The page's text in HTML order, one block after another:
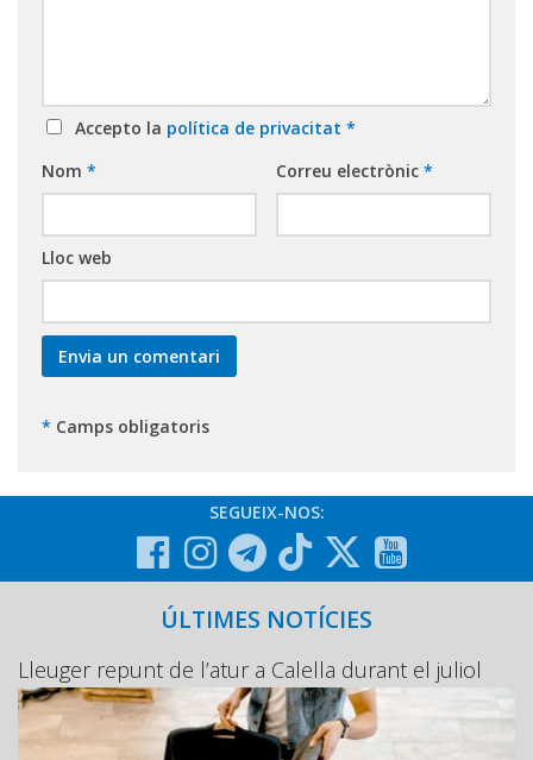
Accepto la política de privacitat *
Nom * Correu electrònic *
Lloc web
* Camps obligatoris
SEGUEIX-NOS:
ÚLTIMES NOTÍCIES
Lleuger repunt de l’atur a Calella durant el juliol